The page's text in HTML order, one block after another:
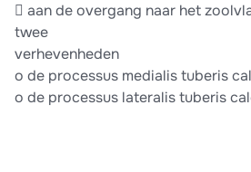
 aan de overgang naar het
twee
verhevenheden
o de processus medialis tuberis
o de processus lateralis tuberis